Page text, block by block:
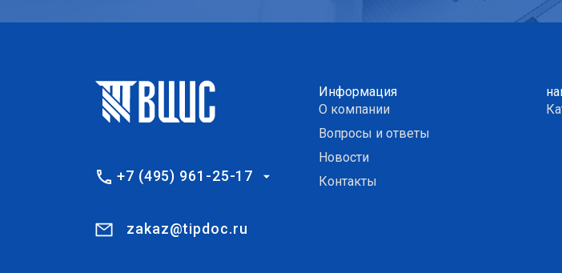
+7 (495) 961-25-17
zakaz@tipdoc.ru
Информация
О компании
Вопросы и ответы
Новости
Контакты